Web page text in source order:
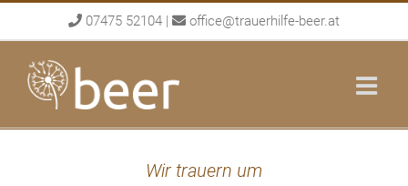
to
content
07475 52104 | office@trauerhilfe-beer.at
Wir trauern um